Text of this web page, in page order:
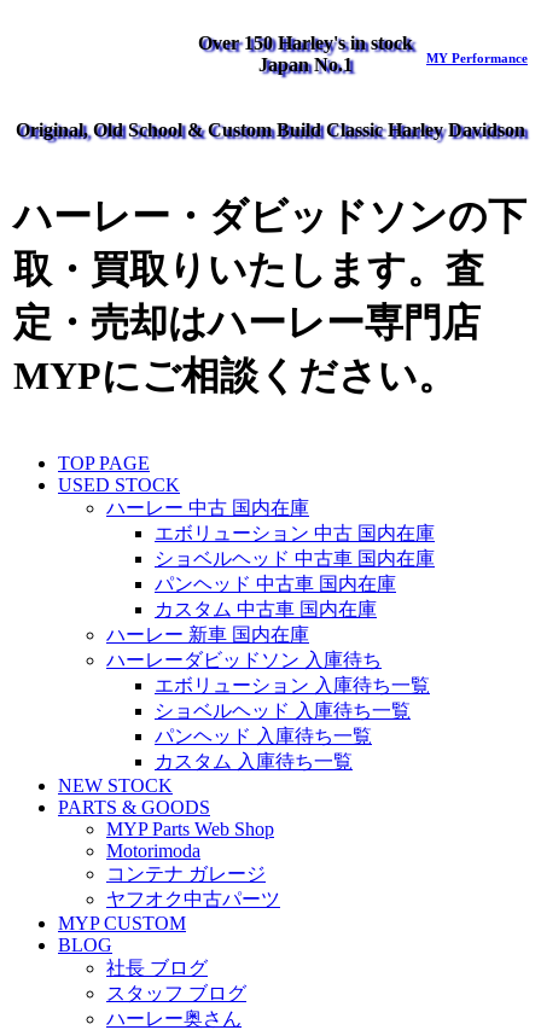
Over 150 Harley's in stock
Japan No.1
MY Performance
Original, Old School & Custom Build Classic Harley Davidson
ハーレー・ダビッドソンの下
取・買取りいたします。査
定・売却はハーレー専門店
MYPにご相談ください。
TOP PAGE
USED STOCK
ハーレー 中古 国内在庫
エボリューション 中古 国内在庫
ショベルヘッド 中古車 国内在庫
パンヘッド 中古車 国内在庫
カスタム 中古車 国内在庫
ハーレー 新車 国内在庫
ハーレーダビッドソン 入庫待ち
エボリューション 入庫待ち一覧
ショベルヘッド 入庫待ち一覧
パンヘッド 入庫待ち一覧
カスタム 入庫待ち一覧
NEW STOCK
PARTS & GOODS
MYP Parts Web Shop
Motorimoda
コンテナ ガレージ
ヤフオク中古パーツ
MYP CUSTOM
BLOG
社長 ブログ
スタッフ ブログ
ハーレー奥さん